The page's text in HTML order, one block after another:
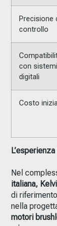
Precisione
controllo
con sistemi
digitali
Costo
Nel
italiana,
di
nella
motori